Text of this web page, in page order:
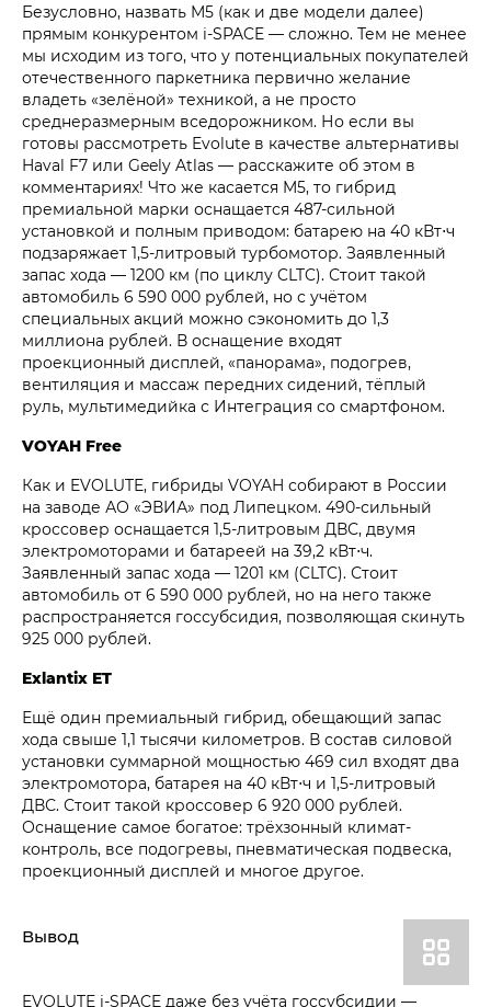
Безусловно, назвать M5 (как и две модели далее)
прямым конкурентом i‑SPACE — сложно. Тем не менее
мы исходим из того, что у потенциальных покупателей
отечественного паркетника первично желание
владеть «зелёной» техникой, а не просто
среднеразмерным вседорожником. Но если вы
готовы рассмотреть Evolute в качестве альтернативы
Haval F7 или Geely Atlas — расскажите об этом в
комментариях! Что же касается M5, то гибрид
премиальной марки оснащается 487-сильной
установкой и полным приводом: батарею на 40 кВт⋅ч
подзаряжает 1,5-литровый турбомотор. Заявленный
запас хода — 1200 км (по циклу CLTC). Стоит такой
автомобиль 6 590 000 рублей, но с учётом
специальных акций можно сэкономить до 1,3
миллиона рублей. В оснащение входят
проекционный дисплей, «панорама», подогрев,
вентиляция и массаж передних сидений, тёплый
руль, мультимедийка с Интеграция со смартфоном.
VOYAH Free
Как и EVOLUTE, гибриды VOYAH собирают в России
на заводе АО «ЭВИА» под Липецком. 490-сильный
кроссовер оснащается 1,5-литровым ДВС, двумя
электромоторами и батареей на 39,2 кВт⋅ч.
Заявленный запас хода — 1201 км (CLTC). Стоит
автомобиль от 6 590 000 рублей, но на него также
распространяется госсубсидия, позволяющая скинуть
925 000 рублей.
Exlantix ET
Ещё один премиальный гибрид, обещающий запас
хода свыше 1,1 тысячи километров. В состав силовой
установки суммарной мощностью 469 сил входят два
электромотора, батарея на 40 кВт⋅ч и 1,5-литровый
ДВС. Стоит такой кроссовер 6 920 000 рублей.
Оснащение самое богатое: трёхзонный климат-
контроль, все подогревы, пневматическая подвеска,
проекционный дисплей и многое другое.
Вывод
EVOLUTE i‑SPACE даже без учёта госсубсидии —